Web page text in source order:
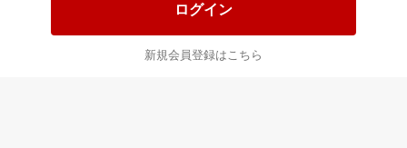
ログイン
新規会員登録はこちら